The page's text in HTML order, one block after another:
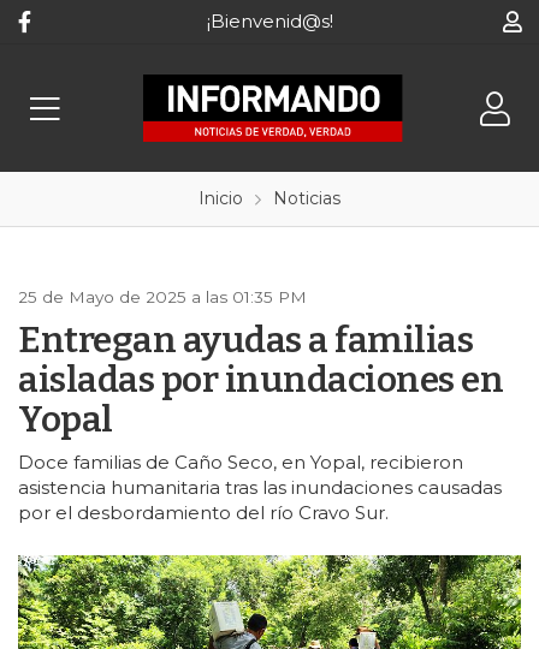
¡Bienvenid@s!
Inicio Noticias
25 de Mayo de 2025 a las 01:35 PM
Entregan ayudas a familias
aisladas por inundaciones en
Yopal
Doce familias de Caño Seco, en Yopal, recibieron
asistencia humanitaria tras las inundaciones causadas
por el desbordamiento del río Cravo Sur.